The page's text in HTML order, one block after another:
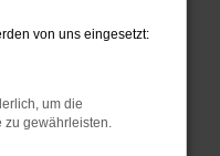
helfen können:
von uns eingesetzt:
um die
zu gewährleisten.